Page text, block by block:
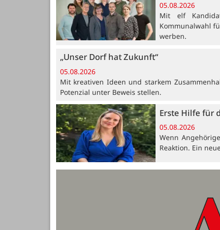
05.08.2026
Mit elf
Kommunalwahl
werben.
„Unser Dorf hat Zukunft“
05.08.2026
Mit kreativen Ideen und starkem
Potenzial unter Beweis stellen.
Erste Hilfe für
05.08.2026
Wenn
Reaktion. Ein